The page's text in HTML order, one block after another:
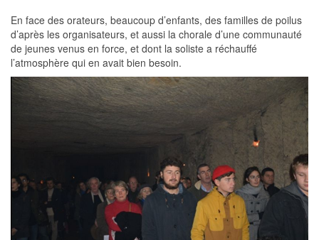
En face des orateurs, beaucoup d’enfants, des familles de poilus
d’après les organisateurs, et aussi la chorale d’une communauté
de jeunes venus en force, et dont la soliste a réchauffé
l’atmosphère qui en avait bien besoin.